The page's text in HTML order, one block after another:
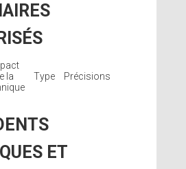
la
Type Précisions
ET